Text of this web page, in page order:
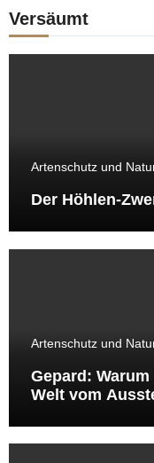
Versäumt
Artenschutz und
Der Höhlen-
Artenschutz und
Gepard:
Welt vom